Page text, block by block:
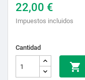
22,00 €
Impuestos incluidos
Cantidad
